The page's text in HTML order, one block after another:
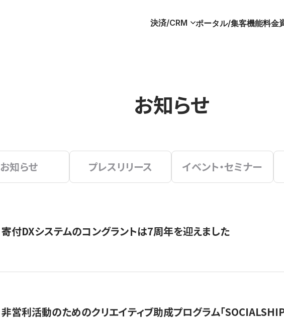
決済/CRM ポータル/集客機能料金
お知らせ
お知らせ プレスリリース イベント・セミナー
寄付DXシステムのコングラントは7周年を迎えました
非営利活動のためのクリエイティブ助成プログラム「